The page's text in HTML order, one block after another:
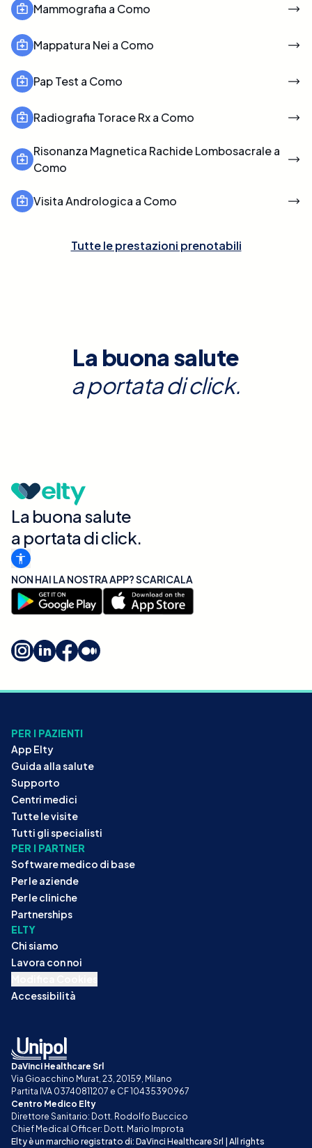
Mammografia a Como
Mappatura Nei a Como
Pap Test a Como
Radiografia Torace Rx a Como
Risonanza Magnetica Rachide Lombosacrale a
Como
Visita Andrologica a Como
Tutte le prestazioni prenotabili
La buona salute
a portata di click.
La buona salute
a portata di click.
NON HAI LA NOSTRA APP? SCARICALA
PER I PAZIENTI
App Elty
Guida alla salute
Supporto
Centri medici
Tutte le visite
Tutti gli specialisti
PER I PARTNER
Software medico di base
Per le aziende
Per le cliniche
Partnerships
ELTY
Chi siamo
Lavora con noi
Accessibilità
DaVinci Healthcare Srl
Via Gioacchino Murat, 23, 20159, Milano
Partita IVA 03740811207 e CF 10435390967
Centro Medico Elty
Direttore Sanitario: Dott. Rodolfo Buccico
Chief Medical Officer: Dott. Mario Improta
Elty è un marchio registrato di: DaVinci Healthcare Srl | All rights